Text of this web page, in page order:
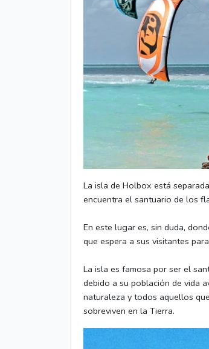
La isla de Holbox está
encuentra el santuario de los
En este lugar es, sin duda,
que espera a sus visitantes
La isla es famosa por ser el
debido a su población de vida
naturaleza y todos aquellos
sobreviven en la Tierra.